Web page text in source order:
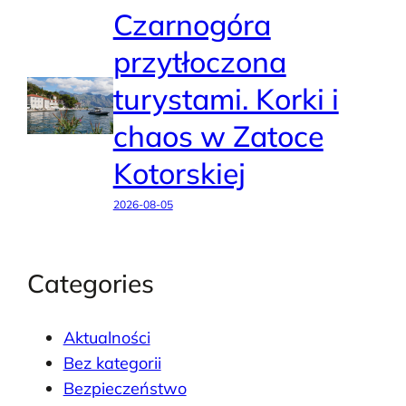
Czarnogóra
przytłoczona
turystami. Korki i
chaos w Zatoce
Kotorskiej
2026-08-05
Categories
Aktualności
Bez kategorii
Bezpieczeństwo